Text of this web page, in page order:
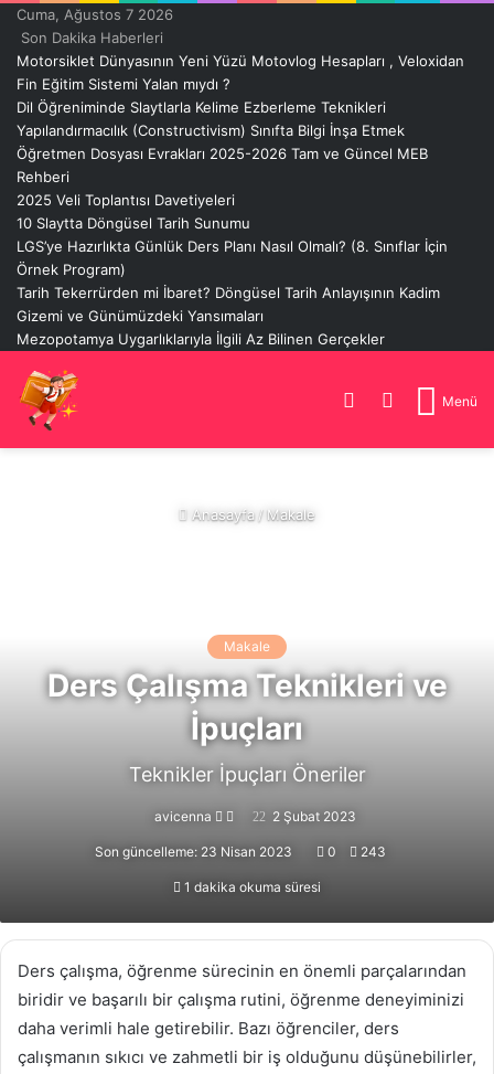
Cuma, Ağustos 7 2026
Son Dakika Haberleri
Motorsiklet Dünyasının Yeni Yüzü Motovlog Hesapları , Veloxidan
Fin Eğitim Sistemi Yalan mıydı ?
Dil Öğreniminde Slaytlarla Kelime Ezberleme Teknikleri
Yapılandırmacılık (Constructivism) Sınıfta Bilgi İnşa Etmek
Öğretmen Dosyası Evrakları 2025-2026 Tam ve Güncel MEB
Rehberi
2025 Veli Toplantısı Davetiyeleri
10 Slaytta Döngüsel Tarih Sunumu
LGS’ye Hazırlıkta Günlük Ders Planı Nasıl Olmalı? (8. Sınıflar İçin
Örnek Program)
Tarih Tekerrürden mi İbaret? Döngüsel Tarih Anlayışının Kadim
Gizemi ve Günümüzdeki Yansımaları
Mezopotamya Uygarlıklarıyla İlgili Az Bilinen Gerçekler
Menü
Arama
Dış
Anasayfa/Makale
Makale
Ders Çalışma Teknikleri ve
İpuçları
Teknikler İpuçları Öneriler
avicenna
Follow
Bir
göndermek
2 Şubat 2023
Son güncelleme: 23 Nisan 2023 0 243
1 dakika okuma süresi
Ders çalışma, öğrenme sürecinin en önemli parçalarından
biridir ve başarılı bir çalışma rutini, öğrenme deneyiminizi
daha verimli hale getirebilir. Bazı öğrenciler, ders
çalışmanın sıkıcı ve zahmetli bir iş olduğunu düşünebilirler,